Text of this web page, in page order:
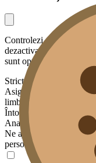
Controlezi ce date
dezactivate — sunt
sunt opționale.
Strict necesare
Asigură funcționalități
limbă.
Întotdeauna activ
Analiză
Ne ajută să înțelegem
personal. Datele sunt